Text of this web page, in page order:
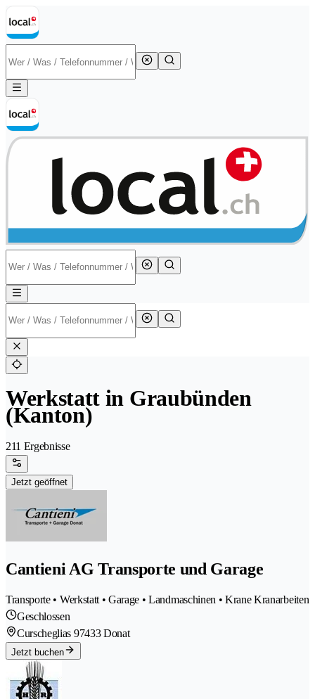
Werkstatt in Graubünden
(Kanton)
211 Ergebnisse
Jetzt geöffnet
Cantieni AG Transporte und Garage
Transporte • Werkstatt • Garage • Landmaschinen • Krane Kranarbeiten
Geschlossen
Curscheglias 97433 Donat
Jetzt buchen